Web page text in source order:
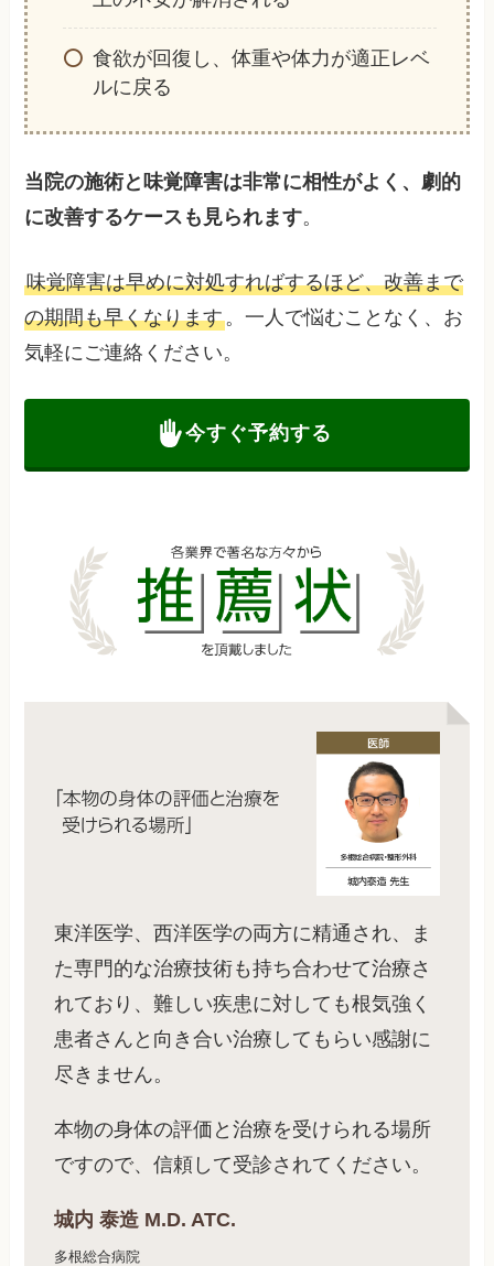
食欲が回復し、体重や体力が適正レベ
ルに戻る
当院の施術と味覚障害は非常に相性がよく、劇的
に改善するケースも見られます。
味覚障害は早めに対処すればするほど、改善まで
の期間も早くなります。一人で悩むことなく、お
気軽にご連絡ください。
今すぐ予約する
東洋医学、西洋医学の両方に精通され、ま
た専門的な治療技術も持ち合わせて治療さ
れており、難しい疾患に対しても根気強く
患者さんと向き合い治療してもらい感謝に
尽きません。
本物の身体の評価と治療を受けられる場所
ですので、信頼して受診されてください。
城内 泰造 M.D. ATC.
多根総合病院